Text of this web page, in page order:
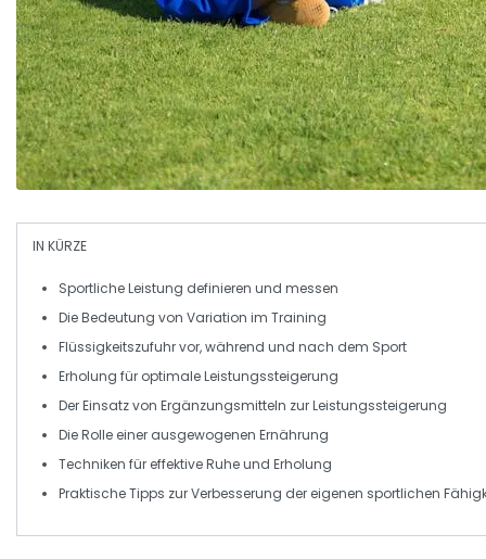
IN KÜRZE
Sportliche Leistung definieren und messen
Die Bedeutung von Variation im Training
Flüssigkeitszufuhrvor, während und nach dem Sport
Erholung für optimale Leistungssteigerung
Der Einsatz von Ergänzungsmitteln zur Leistungssteigerung
Die Rolle einer ausgewogenen Ernährung
Techniken für effektiveRuheund Erholung
Praktische Tipps zur Verbesserung der eigenen sportlichen